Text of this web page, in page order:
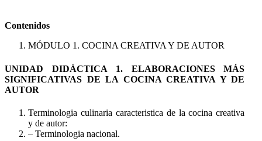
Contenidos
MÓDULO 1. COCINA CREATIVA Y DE AUTOR
UNIDAD DIDÁCTICA 1. ELABORACIONES MÁS
SIGNIFICATIVAS DE LA COCINA CREATIVA Y DE
AUTOR
Terminologia culinaria caracteristica de la cocina creativa
y de autor:
– Terminologia nacional.